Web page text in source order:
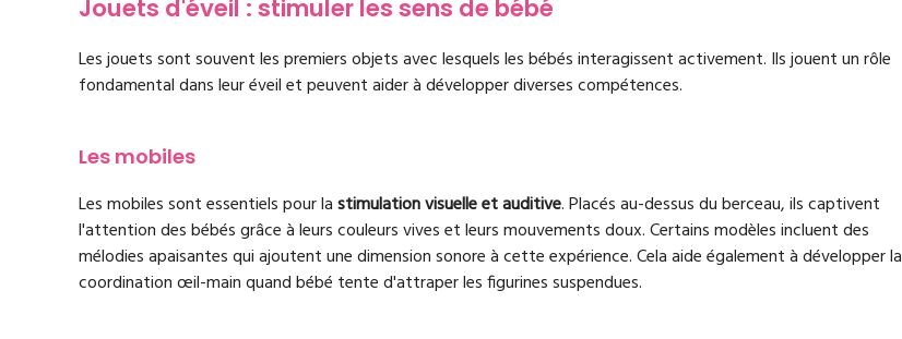
Jouets d'éveil : stimuler les sens de bébé
Les jouets sont souvent les premiers objets avec lesquels les bébés interagissent activement. Ils jouent un rôle
fondamental dans leur éveil et peuvent aider à développer diverses compétences.
Les mobiles
Les mobiles sont essentiels pour lastimulation visuelle et auditive. Placés au-dessus du berceau, ils captivent
l'attention des bébés grâce à leurs couleurs vives et leurs mouvements doux. Certains modèles incluent des
mélodies apaisantes qui ajoutent une dimension sonore à cette expérience. Cela aide également à développer la
coordination œil-main quand bébé tente d'attraper les figurines suspendues.